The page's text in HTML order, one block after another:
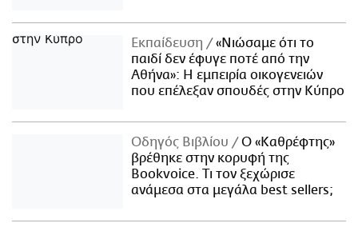
Εκπαίδευση
«Νιώσαμε ότι το
παιδί δεν έφυγε ποτέ από την
Αθήνα»: Η εμπειρία οικογενειών
που επέλεξαν σπουδές στην Κύπρο
Οδηγός Βιβλίου
Ο «Καθρέφτης»
βρέθηκε στην κορυφή της
Bookvoice. Τι τον ξεχώρισε
ανάμεσα στα μεγάλα best sellers;